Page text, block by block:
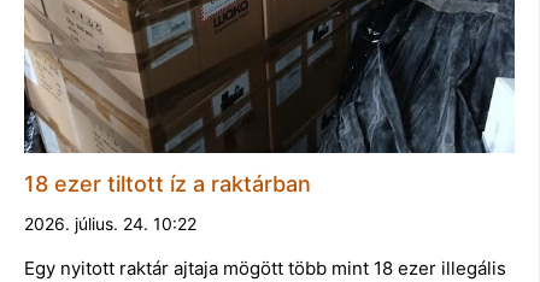
18 ezer tiltott íz a raktárban
2026. július. 24. 10:22
Egy nyitott raktár ajtaja mögött több mint 18 ezer illegális